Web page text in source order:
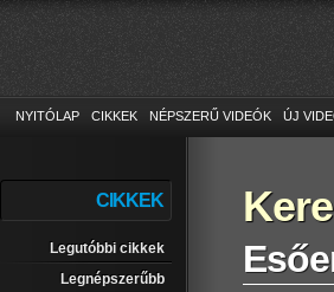
NYITÓLAP CIKKEK NÉPSZERŰ VIDEÓK ÚJ
CIKKEK
Legutóbbi cikkek
Legnépszerűbb